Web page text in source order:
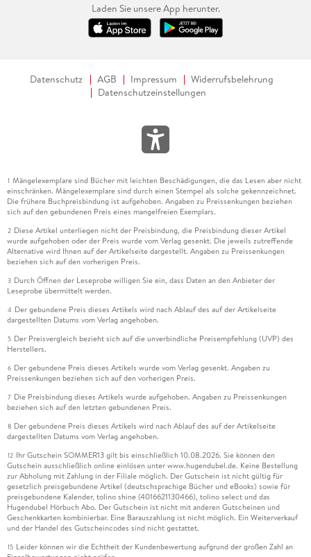
Laden Sie unsere App herunter.
Datenschutz AGB Impressum
Widerrufsbelehrung
Datenschutzeinstellungen
1 Mängelexemplare sind Bücher mit leichten Beschädigungen, die das Lesen aber nicht
einschränken. Mängelexemplare sind durch einen Stempel als solche gekennzeichnet.
Die frühere Buchpreisbindung ist aufgehoben. Angaben zu Preissenkungen beziehen
sich auf den gebundenen Preis eines mangelfreien Exemplars.
2 Diese Artikel unterliegen nicht der Preisbindung, die Preisbindung dieser Artikel
wurde aufgehoben oder der Preis wurde vom Verlag gesenkt. Die jeweils zutreffende
Alternative wird Ihnen auf der Artikelseite dargestellt. Angaben zu Preissenkungen
beziehen sich auf den vorherigen Preis.
3 Durch Öffnen der Leseprobe willigen Sie ein, dass Daten an den Anbieter der
Leseprobe übermittelt werden.
4 Der gebundene Preis dieses Artikels wird nach Ablauf des auf der Artikelseite
dargestellten Datums vom Verlag angehoben.
5 Der Preisvergleich bezieht sich auf die unverbindliche Preisempfehlung (UVP) des
Herstellers.
6 Der gebundene Preis dieses Artikels wurde vom Verlag gesenkt. Angaben zu
Preissenkungen beziehen sich auf den vorherigen Preis.
7 Die Preisbindung dieses Artikels wurde aufgehoben. Angaben zu Preissenkungen
beziehen sich auf den letzten gebundenen Preis.
8 Der gebundene Preis dieses Artikels wird nach Ablauf des auf der Artikelseite
dargestellten Datums vom Verlag angehoben.
12 Ihr Gutschein SOMMER13 gilt bis einschließlich 10.08.2026. Sie können den
Gutschein ausschließlich online einlösen unter www.hugendubel.de. Keine Bestellung
zur Abholung mit Zahlung in der Filiale möglich. Der Gutschein ist nicht gültig für
gesetzlich preisgebundene Artikel (deutschsprachige Bücher und eBooks) sowie für
preisgebundene Kalender, tolino shine (4016621130466), tolino select und das
Hugendubel Hörbuch Abo. Der Gutschein ist nicht mit anderen Gutscheinen und
Geschenkkarten kombinierbar. Eine Barauszahlung ist nicht möglich. Ein Weiterverkauf
und der Handel des Gutscheincodes sind nicht gestattet.
15 Leider können wir die Echtheit der Kundenbewertung aufgrund der großen Zahl an